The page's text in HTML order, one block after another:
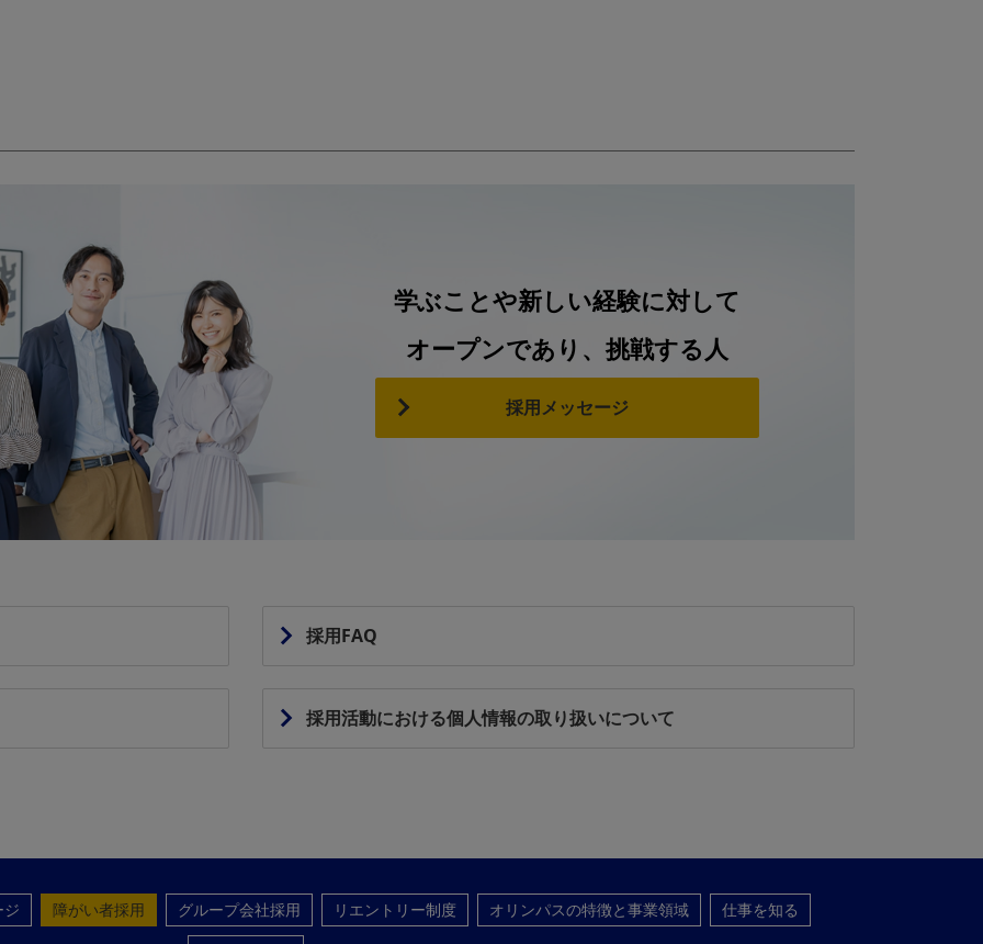
学ぶことや新しい経験に対して
オープンであり、挑戦する人
採用メッセージ
採用FAQ
採用活動における個人情報の取り扱いについて
障がい者採用 グループ会社採用 リエントリー制度 オリンパスの特徴と事業領域
仕事を知る